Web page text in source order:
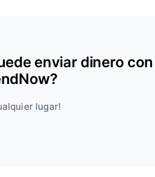
enviar dinero con
lugar!